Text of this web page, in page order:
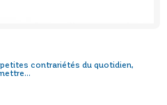
contrariétés du quotidien,